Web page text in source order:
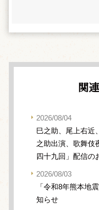
関
2026/08/04
巳之助、尾上右近
之助出演、歌舞伎
四十九回」配信の
2026/08/03
「令和8年熊本地
知らせ